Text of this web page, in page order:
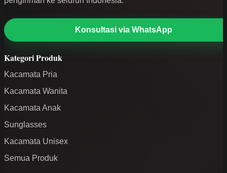
Konsultasi via WhatsApp
Kategori Produk
Kacamata Pria
Kacamata Wanita
Kacamata Anak
Sunglasses
Kacamata Unisex
Semua Produk